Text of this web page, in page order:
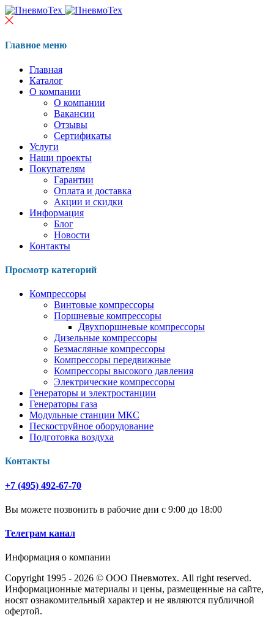
Главное меню
Главная
Каталог
О компании
О компании
Вакансии
Отзывы
Сертификаты
Услуги
Наши проекты
Покупателям
Гарантии
Оплата и доставка
Акции и скидки
Информация
Блог
Новости
Контакты
Просмотр категорий
Компрессоры
Винтовые компрессоры
Поршневые компрессоры
Двухпоршневые компрессоры
Дизельные компрессоры
Безмасляные компрессоры
Компрессоры передвижные
Компрессоры высокого давления
Электрические компрессоры
Генераторы и электростанции
Генераторы газа
Модульные станции МКС
Пескоструйное оборудование
Подготовка воздуха
Контакты
+7 (495) 492-67-70
Вы можете позвонить в рабочие дни с 9:00 до 18:00
Телеграм канал
Информация о компании
Copyright 1995 - 2026 © ООО Пневмотех. All right reserved.
Информационные материалы и цены, размещенные на сайте,
носят ознакомительный характер и не являются публичной
офертой.